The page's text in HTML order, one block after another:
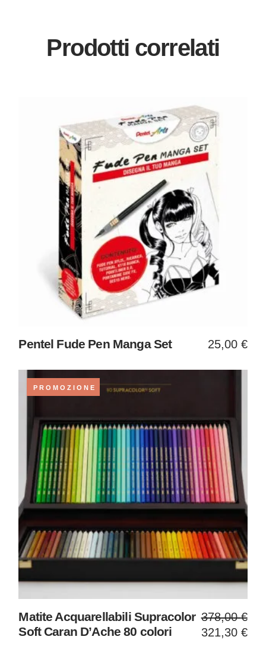
Prodotti correlati
Pentel Fude Pen Manga Set 25,00 €
PROMOZIONE
Matite Acquarellabili Supracolor
Soft Caran D’Ache 80 colori
378,00€
Il
prezzo
321,30 €
Il
prezzo
attuale